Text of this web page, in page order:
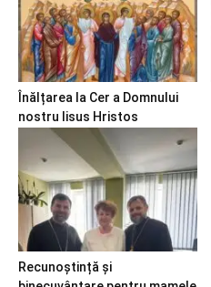
Înălțarea la Cer a Domnului
nostru Iisus Hristos
Recunoștință și